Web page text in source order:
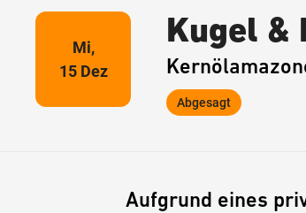
Mi,
15 Dez
Kugel &
Abgesagt
Aufgrund eines